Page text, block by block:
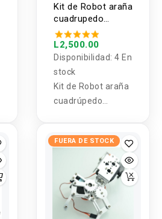
Kit de Robot araña
cuadrupedo
bionico
L2,500.00
Disponibilidad: 4 En
stock
Kit de Robot araña
cuadrúpedo
FUERA DE STOCK